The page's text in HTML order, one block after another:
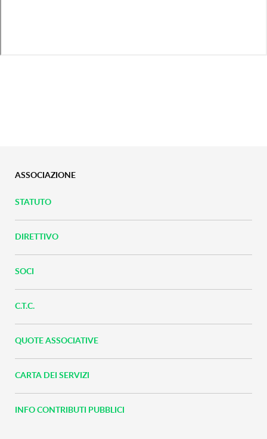
ASSOCIAZIONE
STATUTO
DIRETTIVO
SOCI
C.T.C.
QUOTE ASSOCIATIVE
CARTA DEI SERVIZI
INFO CONTRIBUTI PUBBLICI